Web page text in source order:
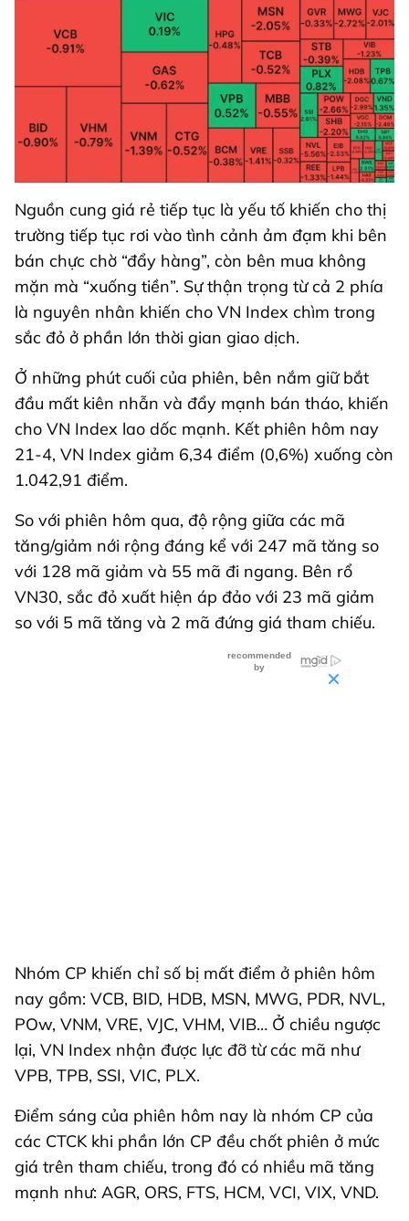
Nguồn cung giá rẻ tiếp tục là yếu tố khiến cho thị
trường tiếp tục rơi vào tình cảnh ảm đạm khi bên
bán chực chờ “đẩy hàng”, còn bên mua không
mặn mà “xuống tiền”. Sự thận trọng từ cả 2 phía
là nguyên nhân khiến cho VN Index chìm trong
sắc đỏ ở phần lớn thời gian giao dịch.
Ở những phút cuối của phiên, bên nắm giữ bắt
đầu mất kiên nhẫn và đẩy mạnh bán tháo, khiến
cho VN Index lao dốc mạnh. Kết phiên hôm nay
21-4, VN Index giảm 6,34 điểm (0,6%) xuống còn
1.042,91 điểm.
So với phiên hôm qua, độ rộng giữa các mã
tăng/giảm nới rộng đáng kể với 247 mã tăng so
với 128 mã giảm và 55 mã đi ngang. Bên rổ
VN30, sắc đỏ xuất hiện áp đảo với 23 mã giảm
so với 5 mã tăng và 2 mã đứng giá tham chiếu.
Nhóm CP khiến chỉ số bị mất điểm ở phiên hôm
nay gồm: VCB, BID, HDB, MSN, MWG, PDR, NVL,
POw, VNM, VRE, VJC, VHM, VIB… Ở chiều ngược
lại, VN Index nhận được lực đỡ từ các mã như
VPB, TPB, SSI, VIC, PLX.
Điểm sáng của phiên hôm nay là nhóm CP của
các CTCK khi phần lớn CP đều chốt phiên ở mức
giá trên tham chiếu, trong đó có nhiều mã tăng
mạnh như: AGR, ORS, FTS, HCM, VCI, VIX, VND.